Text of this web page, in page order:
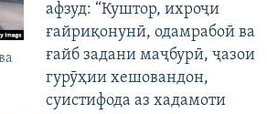
афзуд: “Куштор, ихроҷи
ғайриқонунӣ, одамрабоӣ ва
ғайб задани маҷбурӣ, ҷазои
гурӯҳии хешовандон,
суистифода аз хадамоти